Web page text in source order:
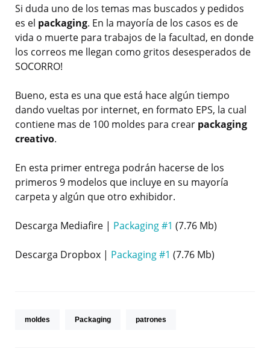
Si duda uno de los temas mas buscados y pedidos
es el packaging. En la mayoría de los casos es de
vida o muerte para trabajos de la facultad, en donde
los correos me llegan como gritos desesperados de
SOCORRO!
Bueno, esta es una que está hace algún tiempo
dando vueltas por internet, en formato EPS, la cual
contiene mas de 100 moldes para crear packaging
creativo.
En esta primer entrega podrán hacerse de los
primeros 9 modelos que incluye en su mayoría
carpeta y algún que otro exhibidor.
Descarga Mediafire | Packaging #1 (7.76 Mb)
Descarga Dropbox | Packaging #1 (7.76 Mb)
moldes Packaging patrones